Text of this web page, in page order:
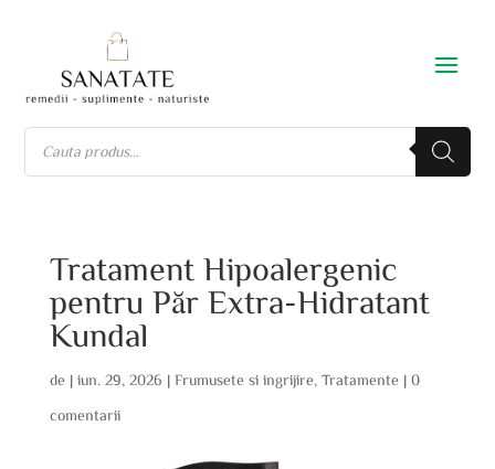
Tratament Hipoalergenic
pentru Păr Extra-Hidratant
Kundal
de | iun. 29, 2026 | Frumusete si ingrijire, Tratamente| 0
comentarii